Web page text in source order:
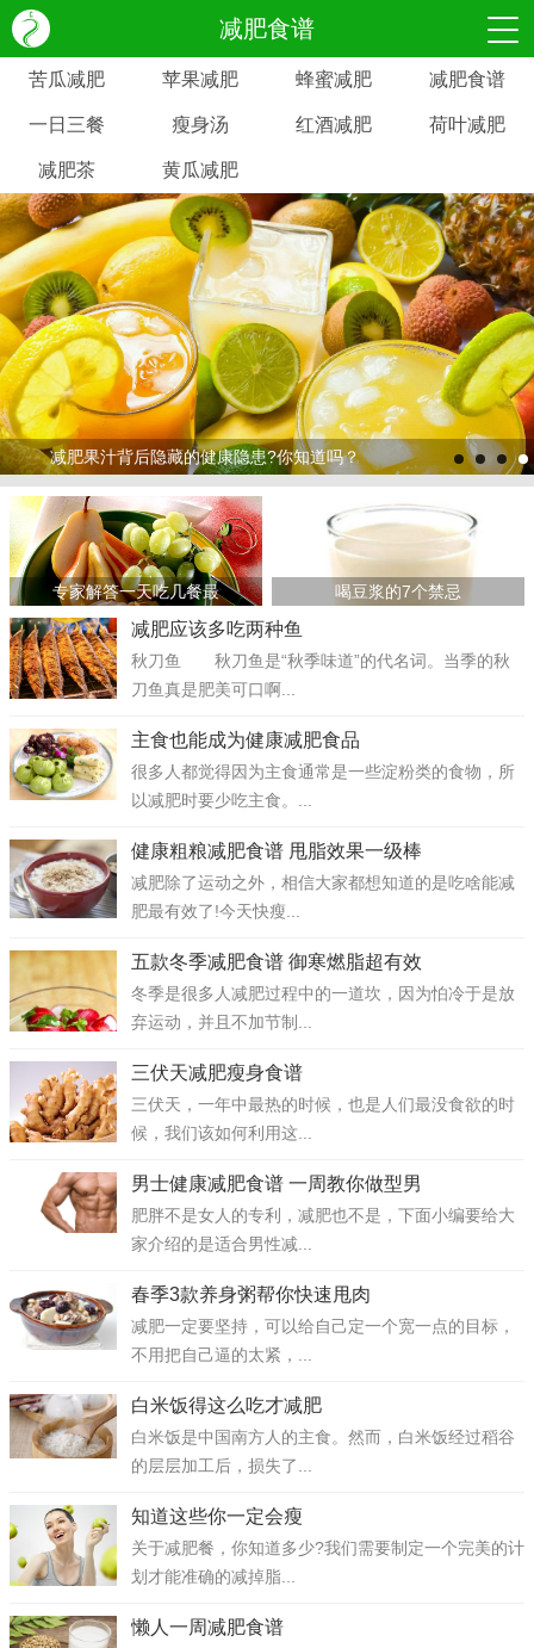
减肥食谱
苦瓜减肥 苹果减肥 蜂蜜减肥 减肥食谱
一日三餐 瘦身汤 红酒减肥 荷叶减肥
减肥茶 黄瓜减肥
减肥果汁背后隐藏的健康隐患?你知道吗？
专家解答一天吃几餐最 喝豆浆的7个禁忌
减肥应该多吃两种鱼
秋刀鱼 秋刀鱼是“秋季味道”的代名词。当季的秋
刀鱼真是肥美可口啊...
主食也能成为健康减肥食品
很多人都觉得因为主食通常是一些淀粉类的食物，所
以减肥时要少吃主食。...
健康粗粮减肥食谱 甩脂效果一级棒
减肥除了运动之外，相信大家都想知道的是吃啥能减
肥最有效了!今天快瘦...
五款冬季减肥食谱 御寒燃脂超有效
冬季是很多人减肥过程中的一道坎，因为怕冷于是放
弃运动，并且不加节制...
三伏天减肥瘦身食谱
三伏天，一年中最热的时候，也是人们最没食欲的时
候，我们该如何利用这...
男士健康减肥食谱 一周教你做型男
肥胖不是女人的专利，减肥也不是，下面小编要给大
家介绍的是适合男性减...
春季3款养身粥帮你快速甩肉
减肥一定要坚持，可以给自己定一个宽一点的目标，
不用把自己逼的太紧，...
白米饭得这么吃才减肥
白米饭是中国南方人的主食。然而，白米饭经过稻谷
的层层加工后，损失了...
知道这些你一定会瘦
关于减肥餐，你知道多少?我们需要制定一个完美的计
划才能准确的减掉脂...
懒人一周减肥食谱